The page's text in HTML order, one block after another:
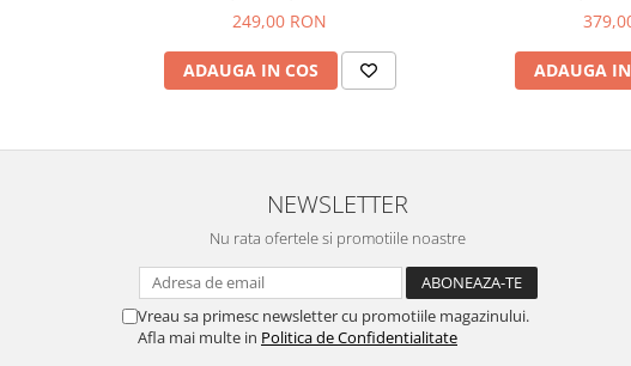
249,00 RON
ADAUGA IN COS ADAUGA
NEWSLETTER
Nu rata ofertele si promotiile noastre
Vreau sa primesc newsletter cu promotiile magazinului.
Afla mai multe in Politica de Confidentialitate